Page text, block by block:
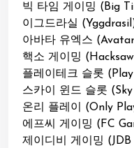
빅 타임 게이밍 (Big
이그드라실
아바타 유엑스
핵소 게이밍
플레이테크 슬롯
스카이 윈드 슬롯
온리 플레이 (Only
에프씨 게이밍 (FC
제이디비 게이밍